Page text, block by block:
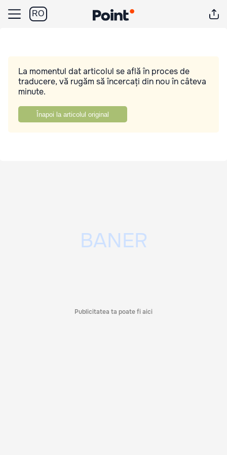
RO
La momentul dat articolul se află în proces de
traducere, vă rugăm să încercați din nou în câteva
minute.
Înapoi la articolul original
Publicitatea ta poate fi aici